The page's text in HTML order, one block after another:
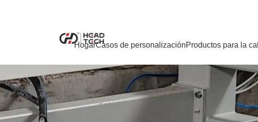
HogarCasos de personalizaciónProductos para la